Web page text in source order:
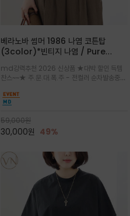
베라노바 썸머 1986 나염 코튼탑
(3color)*빈티지 나염 / Pure
어도 룩에 감도가 살아나는 베라노바 스
튜디오 티셔츠
md강력추천 2026 신상품 ★대박 할인 득템
찬스~~★ 주.문.대.폭.주 - 전컬러 순차발송중
유 있는 핏과 경쾌한 기장감이 자연스럽게 체형
을 커버/빈티지한 레터링 프린트가 은근한 포인
트가 되어 데님이나 린넨 팬츠와 감
59,000원
30,000원 49%